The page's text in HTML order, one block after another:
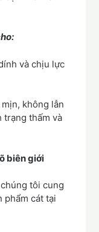
và chịu lực
không lẫn
trạng thấm và
biên giới
tôi cung
phẩm cát tại